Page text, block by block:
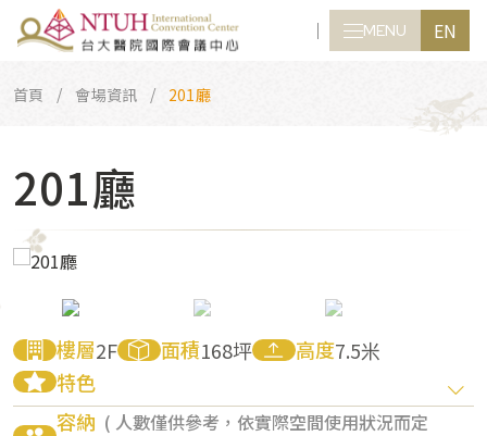
MENU EN
CLOSE
首頁 會場資訊 201廳
201廳
樓層2F 面積168坪 高度7.5米
特色
容納 ( 人數僅供參考，依實際空間使用狀況而定